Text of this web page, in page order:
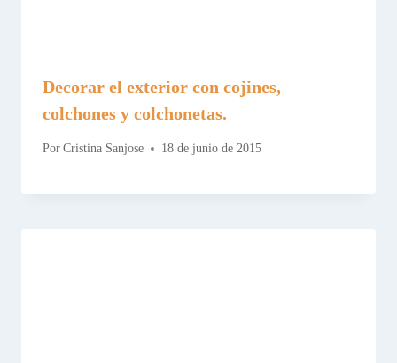
Decorar el exterior con cojines,
colchones y colchonetas.
Por Cristina Sanjose 18 de junio de 2015